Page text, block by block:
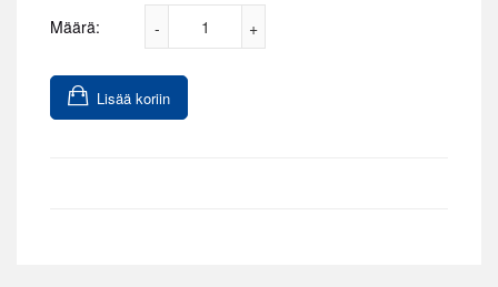
Määrä:
Lisää koriin